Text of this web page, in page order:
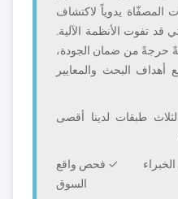
المصفّاة يدوياً لاكتشاف
قد تفوت الأنظمة الآلية.
حرجةً من ضمان الجودة،
أهداف البحث والمعايير
طبقات لدينا أقصى
✓ فحص واقع
السوق